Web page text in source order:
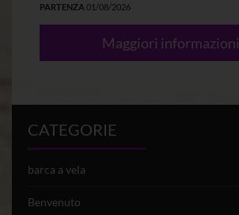
PARTENZA 01/08/2026
Maggiori informazioni
CATEGORIE
barca a vela
Benvenuto